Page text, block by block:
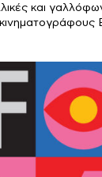
και